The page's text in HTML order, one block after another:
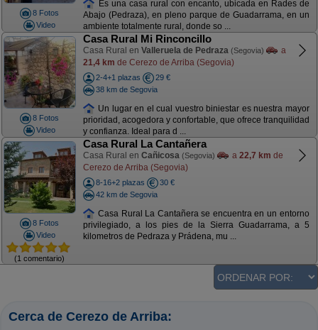
8 Fotos
Video
Es una casa rural con encanto, ubicada en Rades de
Abajo (Pedraza), en pleno parque de Guadarrama, en un
ambiente totalmente rural, donde so ...
8 Fotos
Video
Casa Rural Mi Rinconcillo
Casa Rural en Valleruela de Pedraza (Segovia)
a
21,4 km de Cerezo de Arriba (Segovia)
2-4+1 plazas
29 €
38 km de Segovia
Un lugar en el cual vuestro biniestar es nuestra mayor
prioridad, acogedora y confortable, que ofrece tranquilidad
y confianza. Ideal para d ...
8 Fotos
Video
(1 comentario)
Casa Rural La Cantañera
Casa Rural en Cañicosa (Segovia) a 22,7 km de
Cerezo de Arriba (Segovia)
8-16+2 plazas
30 €
42 km de Segovia
Casa Rural La Cantañera se encuentra en un entorno
privilegiado, a los pies de la Sierra Guadarrama, a 5
kilometros de Pedraza y Prádena, mu ...
Cerca de Cerezo de Arriba: